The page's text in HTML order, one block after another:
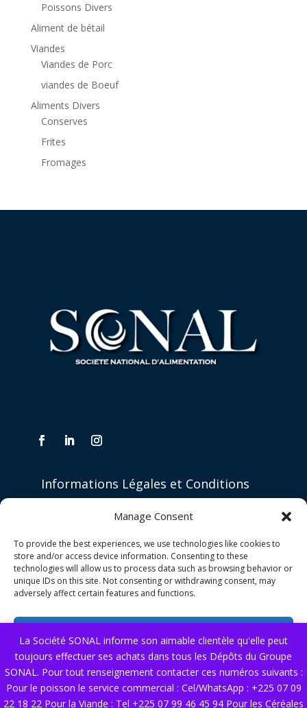
Manage Consent
To provide the best experiences, we use technologies like cookies to
store and/or access device information. Consenting to these
technologies will allow us to process data such as browsing behavior or
unique IDs on this site. Not consenting or withdrawing consent, may
adversely affect certain features and functions.
Deny
View preferences
La Société SONAL informe son aimable clientèle qu'elle peut
toujours effectuer ses achats dans tous les Dépôts du Groupe
SONAL. Pour tout renseignement contacter ces numéros suivants :
Pour le poisson le service commercial : Cel/WhatsApp : +225 07 09
22 18 22 Pour la Viande : Tel +225 07 99 46 45 94 Pour les Céréales
Poissons Divers
Aliment de bétail
Viandes
Viandes de Porc
viandes de Boeuf
Aliments Divers
Conserves
Frites
Fromages
Informations Légales et Conditions
Conditions générales de vente
Nos Services
© copyright 2025 SONAL. Tous droits réservés.